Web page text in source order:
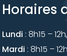
Horaires
Lundi : 8h15 –
Mardi : 8h15 –